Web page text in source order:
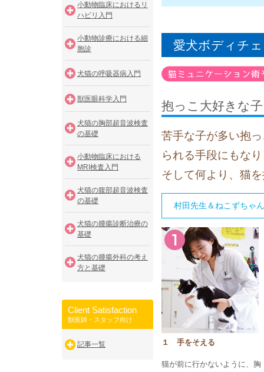
小動物臨床におけるリ
ハビリ入門
小動物診療における細
胞診
犬猫の呼吸器病入門
獣医眼科学入門
犬猫の胸部超音波検査
の基礎
小動物臨床における
MRI検査入門
犬猫の腹部超音波検査
の基礎
犬猫の腫瘍診断治療の
基礎
犬猫の腫瘍外科の考え
方と基礎
Client Satisfaction
獣医師・スタッフ向け
記事一覧
愛犬ボディチ
抱っこ大好きな
苦手な子が多い抱
られる手段にもな
そして何より、猫
村田先生＆ねこずちゃ
１ 手をそえる
猫が前に行かないように、胸